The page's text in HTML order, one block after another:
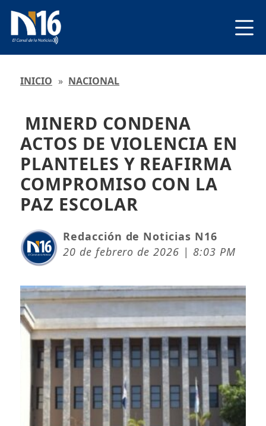
INICIO » NACIONAL
MINERD CONDENA
ACTOS DE VIOLENCIA EN
PLANTELES Y REAFIRMA
COMPROMISO CON LA
PAZ ESCOLAR
Redacción de Noticias N16
20 de febrero de 2026 | 8:03 PM